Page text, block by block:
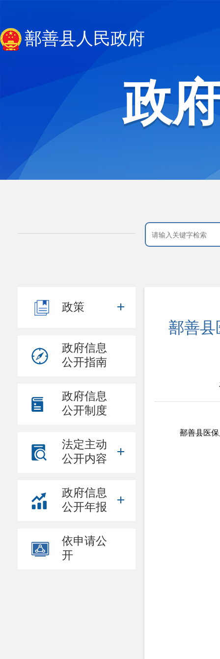
鄯善县人民政府
政
政策
政府信息
公开指南
政府信息
公开制度
法定主动
公开内容
政府信息
公开年报
依申请公
开
鄯善县
鄯善县医保局